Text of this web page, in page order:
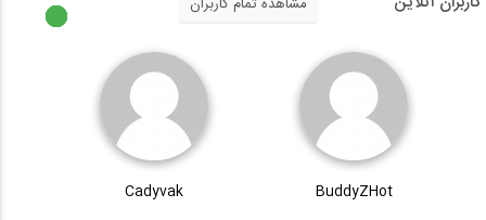
BuddyZHot
Cadyvak